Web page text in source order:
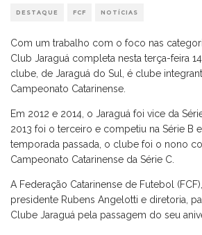
DESTAQUE FCF NOTÍCIAS
Com um trabalho com o foco nas
Club Jaraguá completa nesta terça-feira
clube, de Jaraguá do Sul, é clube
Campeonato Catarinense.
Em 2012 e 2014, o Jaraguá foi vice da
2013 foi o terceiro e competiu na Série B
temporada passada, o clube foi o nono
Campeonato Catarinense da Série C.
A Federação Catarinense de Futebol
presidente Rubens Angelotti e diretoria,
Clube Jaraguá pela passagem do seu